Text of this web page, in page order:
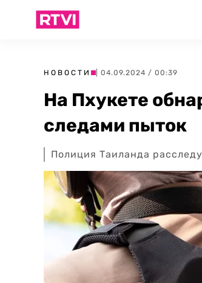
НОВОСТИ | 04.09.2024 / 00:39
На Пхукете
следами пыток
Полиция Таиланда